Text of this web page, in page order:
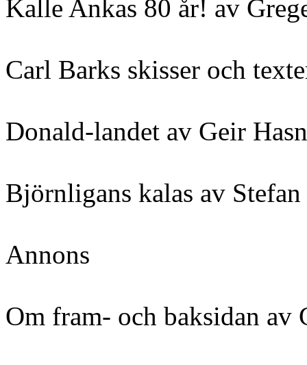
Kalle Ankas 80 år! av
Carl Barks skisser och
Donald-landet av Geir
Björnligans kalas av
Annons
Om fram- och baksidan av